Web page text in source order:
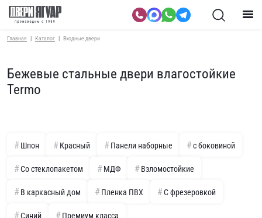
Главная Каталог Входные двери
Бежевые стальные двери влагостойкие
Termo
Шпон Красный Панели наборные с боковиной
Со стеклопакетом МДФ Взломостойкие
В каркасный дом Пленка ПВХ С фрезеровкой
Синий Премиум класса